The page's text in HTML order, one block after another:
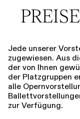
Jede unserer
zugewiesen. Aus
der von Ihnen
der Platzgruppen
alle
zur Verfügung.